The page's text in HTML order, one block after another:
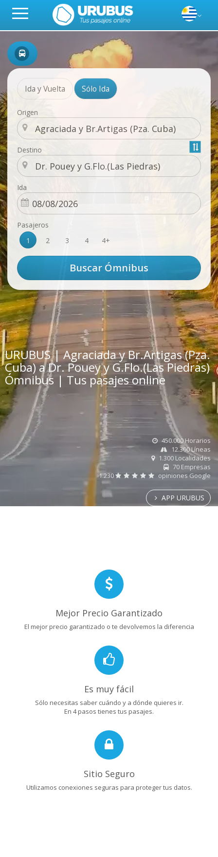
Ida y Vuelta Sólo Ida
Origen
Destino
Ida
Pasajeros
1
2 3 4 4+
URUBUS | Agraciada y Br.Artigas (Pza.
Cuba) a Dr. Pouey y G.Flo.(Las Piedras)
Ómnibus | Tus pasajes online
450.000 Horarios
12.300 Líneas
1.300 Localidades
70 Empresas
1.230
opiniones Google
APP URUBUS
Mejor Precio Garantizado
El mejor precio garantizado o te devolvemos la diferencia
Es muy fácil
Sólo necesitas saber cuándo y a dónde quieres ir.
En 4 pasos tienes tus pasajes.
Sitio Seguro
Utilizamos conexiones seguras para proteger tus datos.